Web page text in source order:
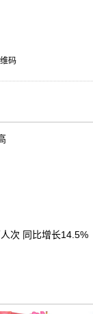
次 同比增长14.5%